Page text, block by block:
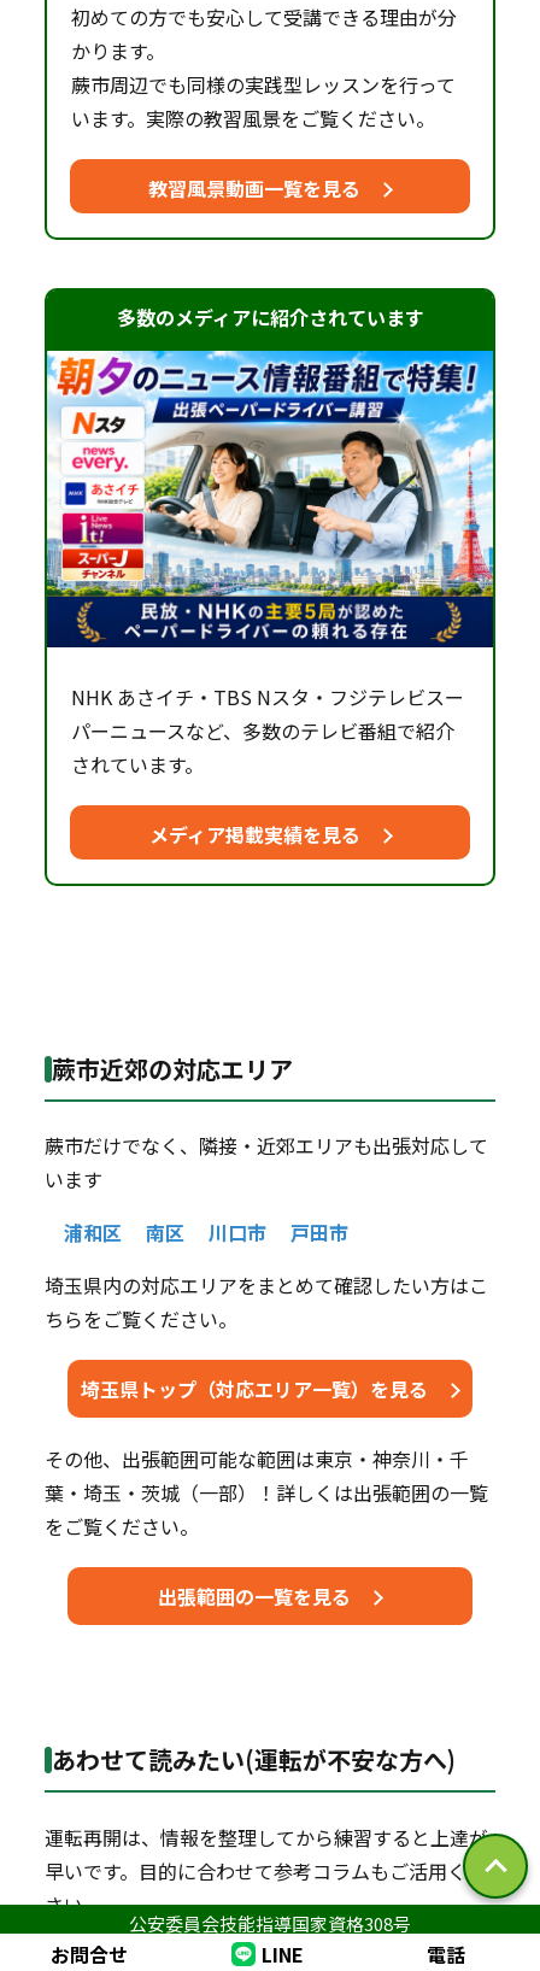
初めての方でも安心して受講できる理由が分
かります。
蕨市周辺でも同様の実践型レッスンを行って
います。実際の教習風景をご覧ください。
教習風景動画一覧を見る
多数のメディアに紹介されています
NHK あさイチ・TBS Nスタ・フジテレビスー
パーニュースなど、多数のテレビ番組で紹介
されています。
メディア掲載実績を見る
蕨市近郊の対応エリア
蕨市だけでなく、隣接・近郊エリアも出張対応して
います
浦和区
南区 川口市
戸田市
埼玉県内の対応エリアをまとめて確認したい方はこ
ちらをご覧ください。
埼玉県トップ（対応エリア一覧）を見る
その他、出張範囲可能な範囲は東京・神奈川・千
葉・埼玉・茨城（一部）！詳しくは出張範囲の一覧
をご覧ください。
出張範囲の一覧を見る
あわせて読みたい(運転が不安な方へ)
運転再開は、情報を整理してから練習すると上達が
早いです。目的に合わせて参考コラムもご活用くだ
さい。
公安委員会技能指導国家資格308号
お問合せ LINE 電話